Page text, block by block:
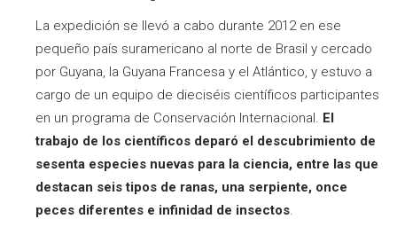
La expedición se llevó a cabo durante 2012 en ese
pequeño país suramericano al norte de Brasil y cercado
por Guyana, la Guyana Francesa y el Atlántico, y estuvo a
cargo de un equipo de dieciséis científicos participantes
en un programa de Conservación Internacional. El
trabajo de los científicos deparó el descubrimiento de
sesenta especies nuevas para la ciencia, entre las que
destacan seis tipos de ranas, una serpiente, once
peces diferentes e infinidad de insectos.